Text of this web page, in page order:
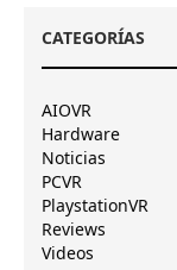
CATEGORÍAS
AIOVR
Hardware
Noticias
PCVR
PlaystationVR
Reviews
Videos